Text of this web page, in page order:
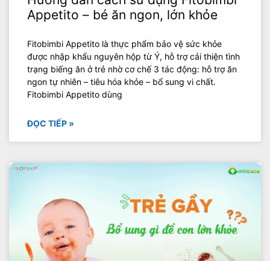
Appetito – bé ăn ngon, lớn khỏe
Fitobimbi Appetito là thực phẩm bảo vệ sức khỏe
được nhập khẩu nguyên hộp từ Ý, hỗ trợ cải thiện tình
trạng biếng ăn ở trẻ nhờ cơ chế 3 tác động: hỗ trợ ăn
ngon tự nhiên – tiêu hóa khỏe – bổ sung vi chất.
Fitobimbi Appetito dùng
ĐỌC TIẾP »